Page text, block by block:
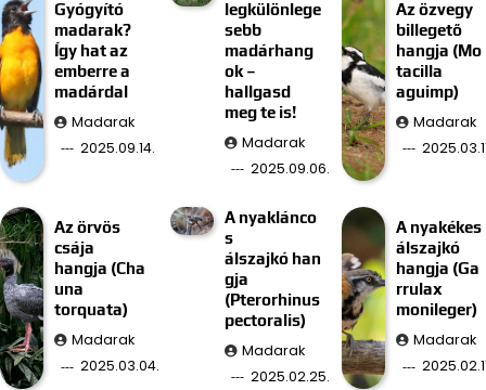
Gyógyító
madarak?
Így hat az
emberre a
madárdal
Madarak
2025.09.14.
legkülönlege
sebb
madárhang
ok –
hallgasd
meg te is!
Madarak
2025.09.06.
Az özvegy
billegető
hangja (Mo
tacilla
aguimp)
Madarak
Az örvös
csája
hangja (Cha
una
torquata)
Madarak
2025.03.04.
A nyaklánco
s
álszajkó han
gja
(Pterorhinus
pectoralis)
Madarak
2025.02.25.
A nyakékes
álszajkó
hangja (Ga
rrulax
monileger)
Madarak